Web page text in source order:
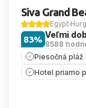
Siva Grand
Egypt
Veľmi
8588
83%
Piesočná pláž
Hotel priamo